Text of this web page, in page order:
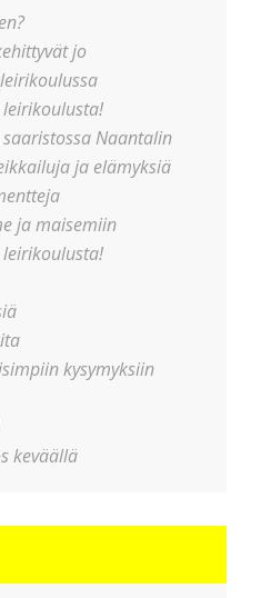
jo
leirikoulusta!
Naantalin
ja elämyksiä
ja maisemiin
leirikoulusta!
kysymyksiin
keväällä